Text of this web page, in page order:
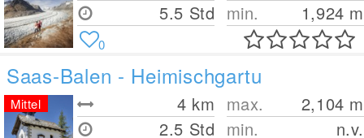
5.5 Std min.
1,924 m
0
Saas-Balen - Heimischgartu
4 km
2.5 Std
max. 2,104 m
min.
n.v.
Mittel